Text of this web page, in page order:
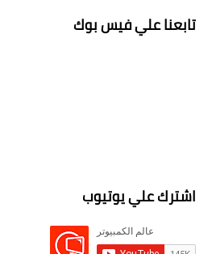
تابعنا علي فيس بوك
اشترك علي يوتيوب